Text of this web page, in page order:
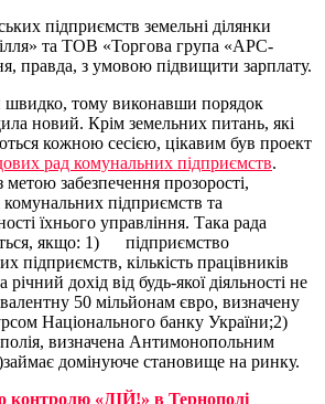
підприємств земельні ділянки
та ТОВ «Торгова група «АРС-
з умовою підвищити зарплату.
тому виконавши порядок
новий. Крім земельних питань, які
кожною сесією, цікавим був проект
рад комунальних підприємств.
забезпечення прозорості,
комунальних підприємств та
їхнього управління. Така рада
якщо: 1) підприємство
підприємств, кількість працівників
дохід від будь-якої діяльності не
50 мільйонам євро, визначену
Національного банку України;2)
визначена Антимонопольним
домінуюче становище на ринку.
контролю «ДІЙ!» в Тернополі